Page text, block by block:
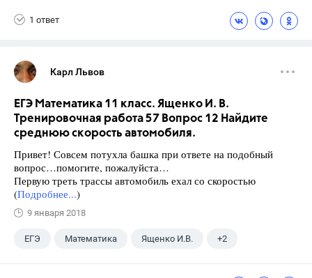
1 ответ
Карл Львов
ЕГЭ Математика 11 класс. Ященко И. В.
Тренировочная работа 57 Вопрос 12 Найдите
среднюю скорость автомобиля.
Привет! Совсем потухла башка при ответе на подобный
вопрос…помогите, пожалуйста…
Первую треть трассы автомобиль ехал со скоростью
(Подробнее...)
9 января 2018
ЕГЭ Математика Ященко И.В. +2